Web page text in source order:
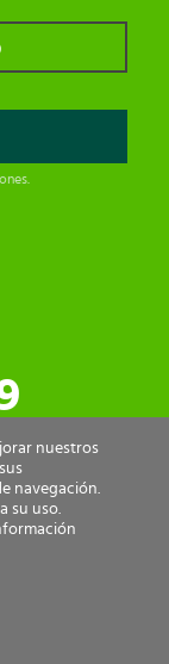
nuestros
navegación.
su uso.